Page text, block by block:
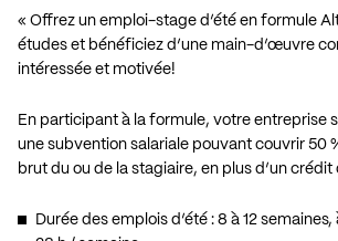
« Offrez un emploi-stage d’été en formule
études et bénéficiez d’une main-d’œuvre
intéressée et motivée!
En participant à la formule, votre entreprise
une subvention salariale pouvant couvrir 50
brut du ou de la stagiaire, en plus d’un crédit
Durée des emplois d’été : 8 à 12 semaines,